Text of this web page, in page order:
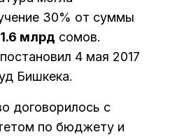
30% от суммы
1.6 млрд сомов.
4 мая 2017
Бишкека.
договорилось с
по бюджету и